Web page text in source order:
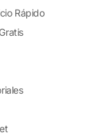
Rápido